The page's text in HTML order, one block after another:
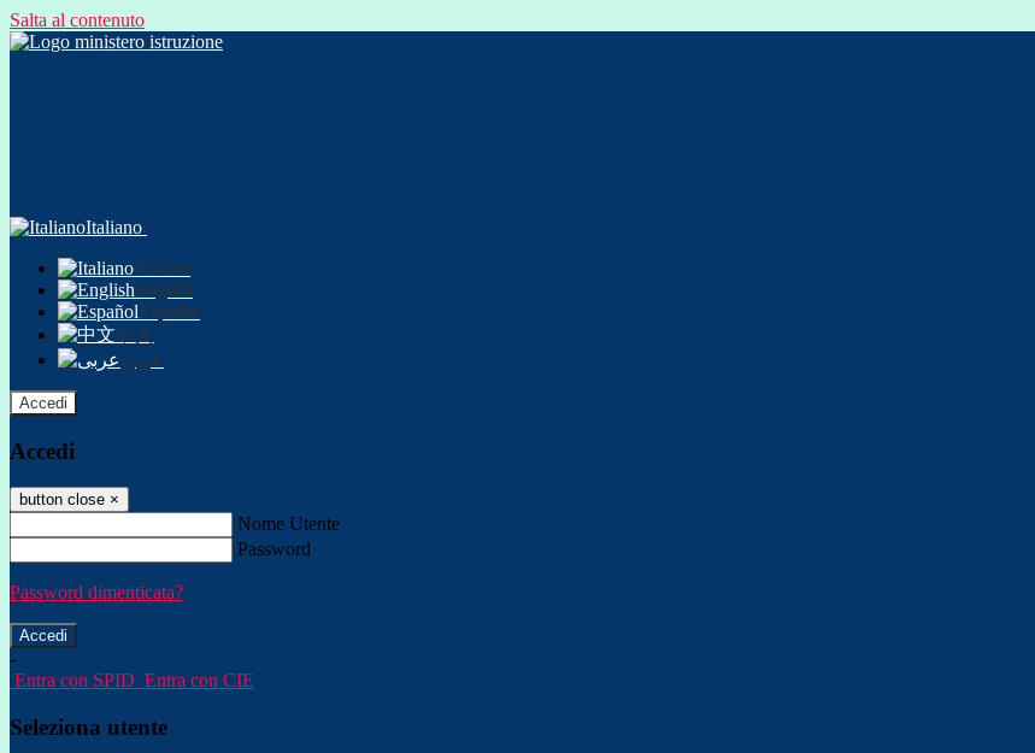
Salta al contenuto
Italiano
Italiano
English
Español
中文
عربى
Accedi
Accedi
button close ×
Nome Utente
Password
Password dimenticata?
-
Entra con SPID Entra con CIE
Seleziona utente